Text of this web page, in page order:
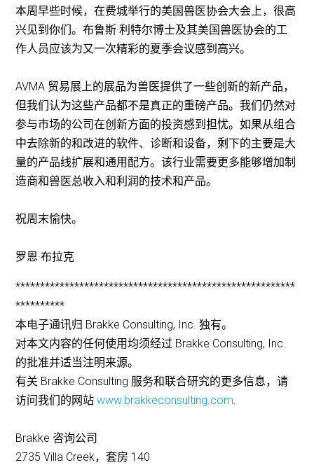
本周早些时候，在费城举行的美国兽医协会大会上，很高
兴见到你们。布鲁斯·利特尔博士及其美国兽医协会的工
作人员应该为又一次精彩的夏季会议感到高兴。
AVMA 贸易展上的展品为兽医提供了一些创新的新产品，
但我们认为这些产品都不是真正的重磅产品。我们仍然对
参与市场的公司在创新方面的投资感到担忧。如果从组合
中去除新的和改进的软件、诊断和设备，剩下的主要是大
量的产品线扩展和通用配方。该行业需要更多能够增加制
造商和兽医总收入和利润的技术和产品。
祝周末愉快。
罗恩·布拉克
*********************************************************
**********
本电子通讯归 Brakke Consulting, Inc. 独有。
对本文内容的任何使用均须经过 Brakke Consulting, Inc.
的批准并适当注明来源。
有关 Brakke Consulting 服务和联合研究的更多信息，请
访问我们的网站www.brakkeconsulting.com.
Brakke 咨询公司
2735 Villa Creek，套房 140